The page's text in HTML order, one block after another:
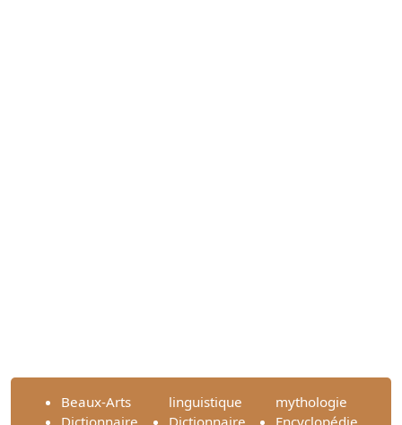
Beaux-Arts
linguistique
mythologie